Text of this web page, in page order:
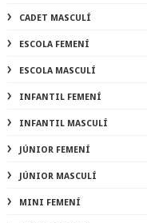
CADET MASCULÍ
ESCOLA FEMENÍ
ESCOLA MASCULÍ
INFANTIL FEMENÍ
INFANTIL MASCULÍ
JÚNIOR FEMENÍ
JÚNIOR MASCULÍ
MINI FEMENÍ